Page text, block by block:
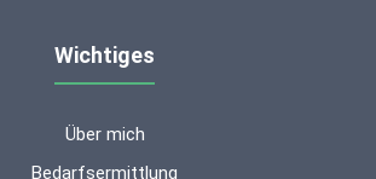
Wichtiges
Über mich
Bedarfsermittlungms-finanzen GmbH